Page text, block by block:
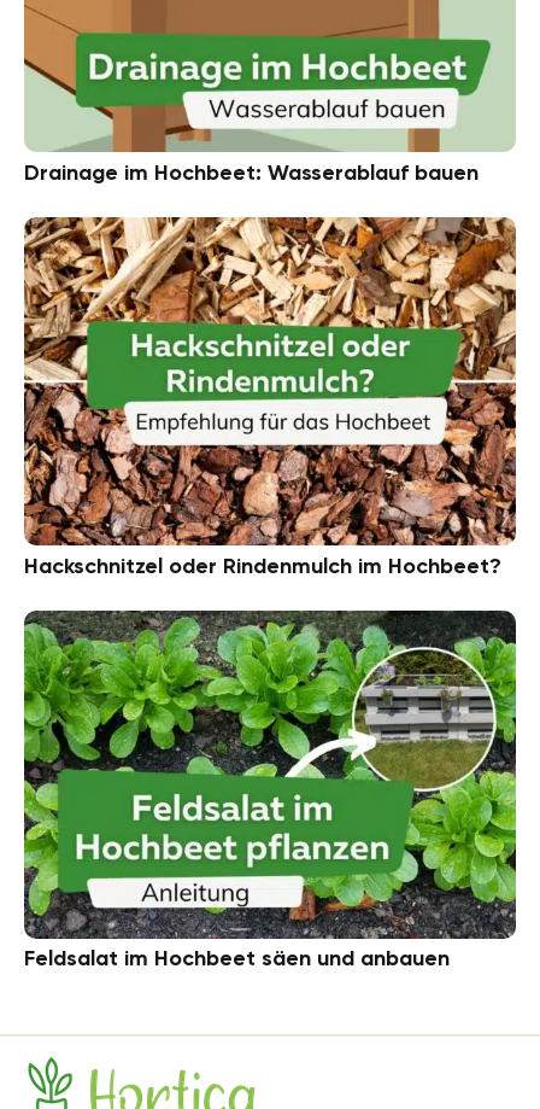
Drainage im Hochbeet: Wasserablauf bauen
Hackschnitzel oder Rindenmulch im Hochbeet?
Feldsalat im Hochbeet säen und anbauen